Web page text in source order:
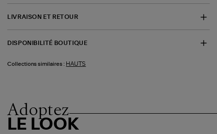
LIVRAISON ET RETOUR
DISPONIBILITÉ BOUTIQUE
Collections similaires : HAUTS
Adoptez
LE LOOK